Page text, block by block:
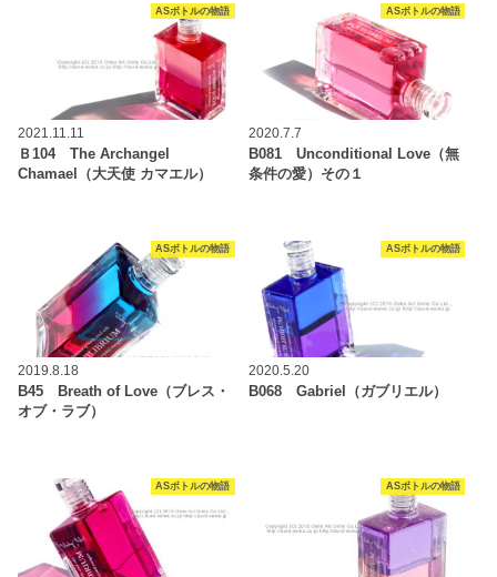
ASボトルの物語
2021.11.11
Ｂ104 The Archangel
Chamael（大天使 カマエル）
ASボトルの物語
2020.7.7
B081 Unconditional Love（無
条件の愛）その１
ASボトルの物語
2019.8.18
B45 Breath of Love（ブレス・
オブ・ラブ）
ASボトルの物語
2020.5.20
B068 Gabriel（ガブリエル）
ASボトルの物語 ASボトルの物語